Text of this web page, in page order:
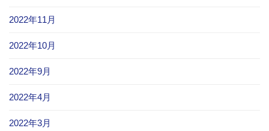
2022年11月
2022年10月
2022年9月
2022年4月
2022年3月